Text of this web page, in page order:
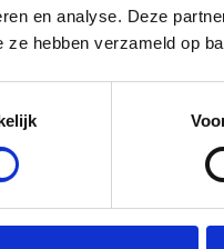
en analyse. Deze
ze hebben verzameld op